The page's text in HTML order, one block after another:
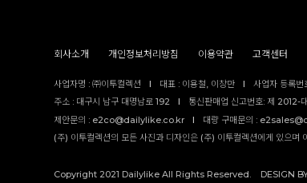
회사소개 개인정보처리방침 이용약관 고객센터
사업자명 : ㈜이투컬렉션 I 대표 : 이용철, 이창만 I 사업자 등록
주소 : 대구시 남구 대명남로 192
I 통신판매업 신고번호: 제 2012-
제안문의 : e2co@dailylike.co.kr
I 대량 구매문의 :
(주) 이투컬렉션의 모든 사진과 디자인은 (주) 이투컬렉션에게 있으며
Copyright 2021 Dailylike All Rights Reserved. DESIGN